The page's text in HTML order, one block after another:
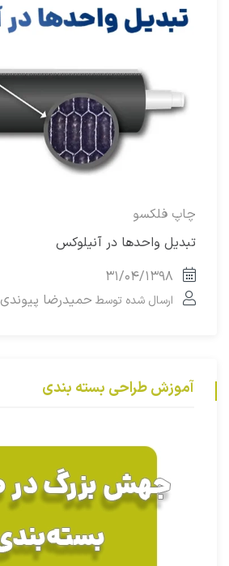
چاپ فلکسو
تبدیل واحدها در آنیلوکس
۳۱/۰۴/۱۳۹۸
ارسال شده توسط حمیدرضا پیوندی
آموزش طراحی بسته بندی